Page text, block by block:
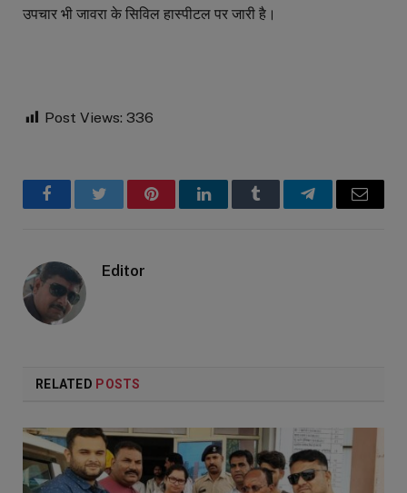
उपचार भी जावरा के सिविल हास्पीटल पर जारी है।
Post Views: 336
FacebookTwitter PinterestLinkedInTumblr TelegramEmail
Editor
RELATED POSTS